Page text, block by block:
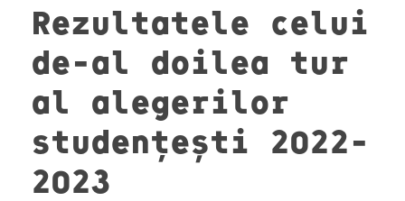
Rezultatele celui
de-al doilea tur
al alegerilor
studențești 2022-
2023